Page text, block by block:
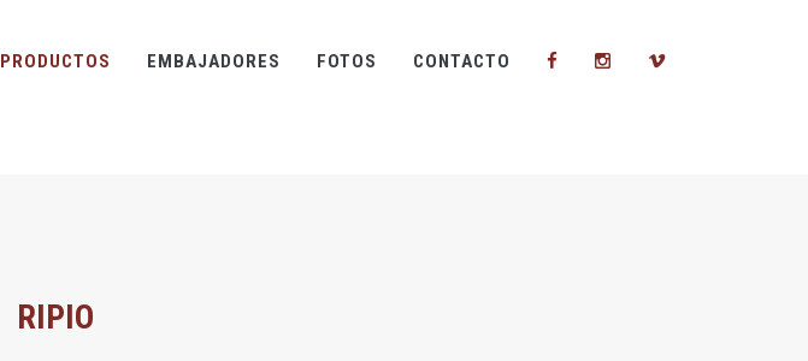
PRODUCTOS EMBAJADORES FOTOS CONTACTO
RIPIO